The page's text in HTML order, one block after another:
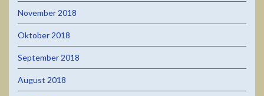
November 2018
Oktober 2018
September 2018
August 2018